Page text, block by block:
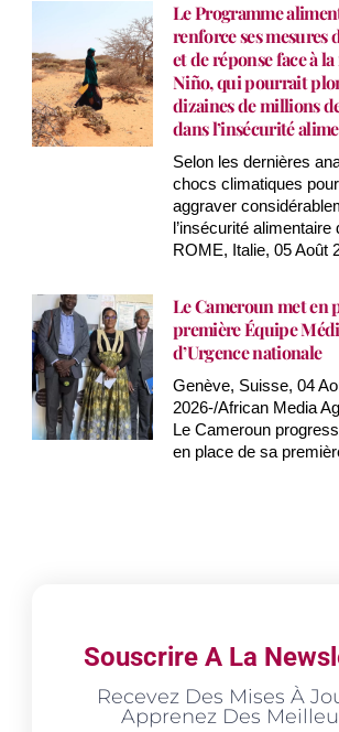
Le Programme
renforce ses mesures
et de réponse face à la
Niño, qui pourrait
dizaines de millions
dans l’insécurité
Selon les dernières
chocs climatiques
aggraver
l’insécurité
ROME, Italie, 05 Août
Le Cameroun met en
première Équipe
d’Urgence nationale
Genève, Suisse, 04
2026-/African Media
Le Cameroun
en place de sa
Souscrire A La
Recevez Des Mises À
Apprenez Des